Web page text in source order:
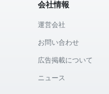
会社情報
運営会社
お問い合わせ
広告掲載について
ニュース